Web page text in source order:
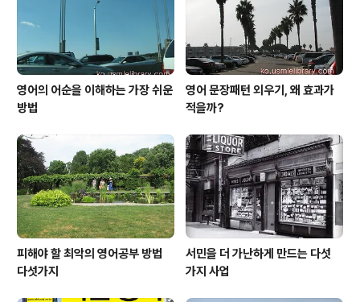
영어의 어순을 이해하는 가장 쉬운
방법
영어 문장패턴 외우기, 왜 효과가
적을까?
피해야 할 최악의 영어공부 방법
다섯가지
서민을 더 가난하게 만드는 다섯
가지 사업